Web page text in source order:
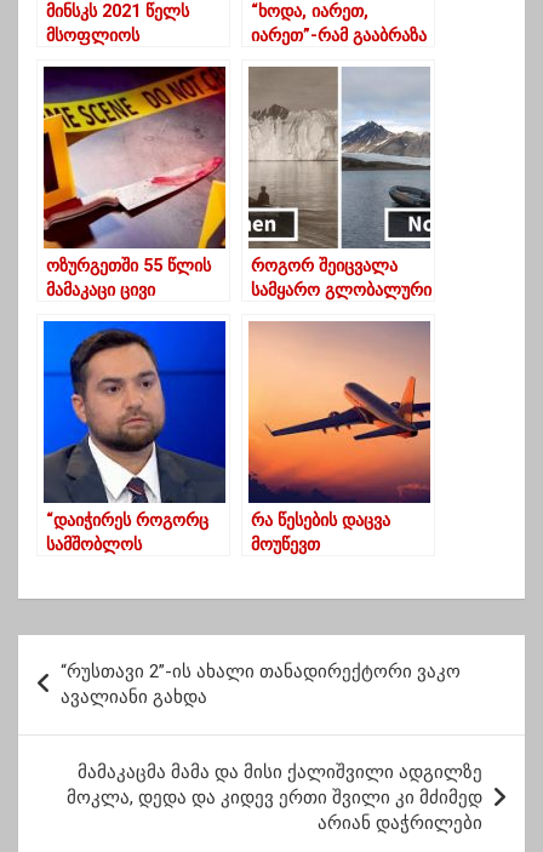
მინსკს 2021 წელს
მსოფლიოს
მასპინძლობის
უფლება ჩამოერთვა
“ხოდა, იარეთ,
იარეთ”-რამ გააბრაზა
ოზურგეთში 55 წლის
მამაკაცი ცივი
(ექსკლუზივი)
როგორ შეიცვალა
სამყარო გლობალური
კლიმატის ცვლილების
“დაიჭირეს როგორც
სამშობლოს
რა წესების დაცვა
მოუწევთ
ქვეყანაში
შემოსვლისას
ო
ს
“რუსთავი 2”-ის ახალი თანადირექტორი ვაკო
ავალიანი გახდა
მამაკაცმა მამა და მისი ქალიშვილი ადგილზე
მოკლა, დედა და კიდევ ერთი შვილი კი მძიმედ
არიან დაჭრილები